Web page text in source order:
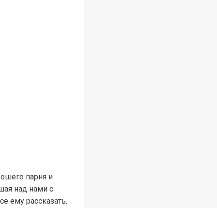
парня и
над нами с
ему рассказать.